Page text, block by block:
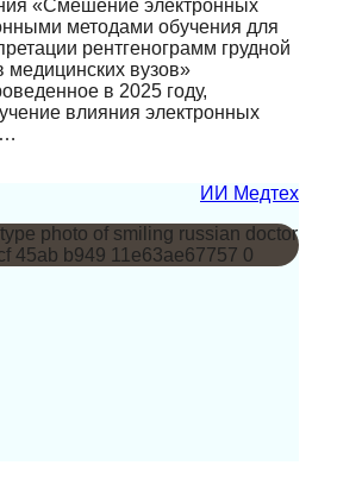
«Смешение электронных
методами обучения для
рентгенограмм грудной
медицинских вузов»
в 2025 году,
влияния электронных
ИИ Медтех